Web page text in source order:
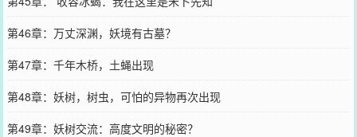
第46章：万丈深渊，妖境有古墓？
第47章：千年木桥，土蝇出现
第48章：妖树，树虫，可怕的异物再次出现
第49章：妖树交流：高度文明的秘密？